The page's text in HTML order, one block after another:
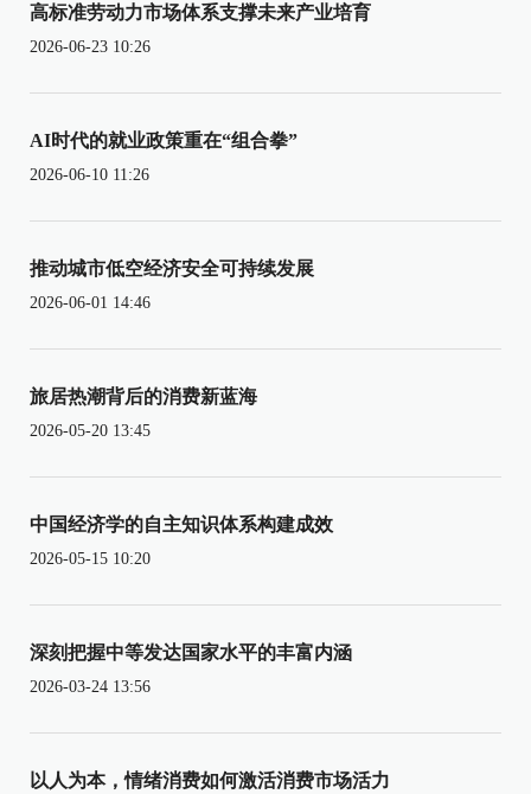
高标准劳动力市场体系支撑未来产业培育
2026-06-23 10:26
AI时代的就业政策重在“组合拳”
2026-06-10 11:26
推动城市低空经济安全可持续发展
2026-06-01 14:46
旅居热潮背后的消费新蓝海
2026-05-20 13:45
中国经济学的自主知识体系构建成效
2026-05-15 10:20
深刻把握中等发达国家水平的丰富内涵
2026-03-24 13:56
以人为本，情绪消费如何激活消费市场活力